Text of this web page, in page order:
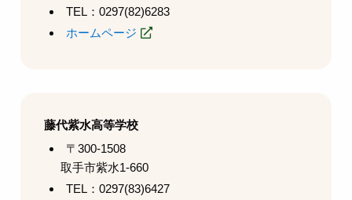
TEL：0297(82)6283
ホームページ
藤代紫水高等学校
〒300-1508
取手市紫水1-660
TEL：0297(83)6427